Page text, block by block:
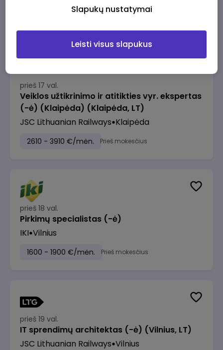
prieš 17 val.
Veiklos užtikrinimo ir atitikties vyr. ekspertas
(-ė) (Klaipėda) (Klaipėda, LT)
JSC Lithuanian Railways Klaipėda
2610 - 3910 €/mėn. Prieš mokesčius
prieš 18 val.
Pirkimų specialistas (-ė)
IKI Vilnius
1600 - 1900 €/mėn. Prieš mokesčius
prieš 19 val.
IT sprendimų architektas (-ė) (Vilnius, LT)
JSC Lithuanian Railways Vilnius
Slapukų nustatymai
Leisti visus slapukus